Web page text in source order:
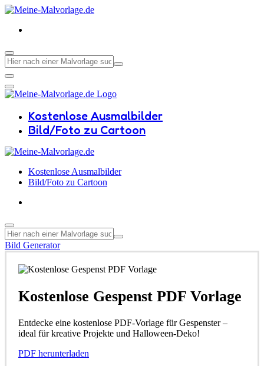
Kostenlose Ausmalbilder
Bild/Foto zu Cartoon
Kostenlose Ausmalbilder
Bild/Foto zu Cartoon
Bild Generator
Kostenlose Gespenst PDF Vorlage
Entdecke eine kostenlose PDF-Vorlage für Gespenster –
ideal für kreative Projekte und Halloween-Deko!
PDF herunterladen